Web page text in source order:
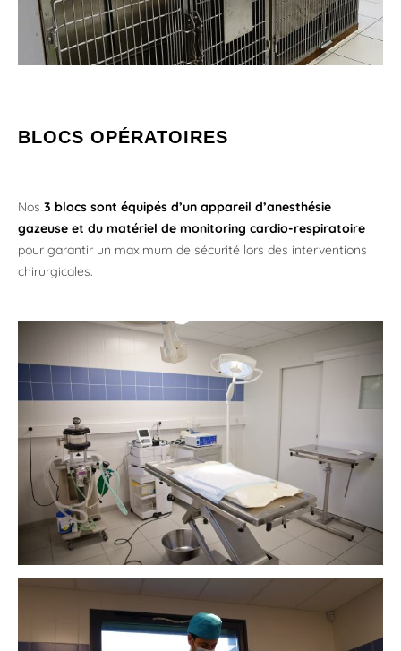
BLOCS OPÉRATOIRES
Nos 3 blocs sont équipés d’un appareil d’anesthésie
gazeuse et du matériel de monitoring cardio-respiratoire
pour garantir un maximum de sécurité lors des interventions
chirurgicales.